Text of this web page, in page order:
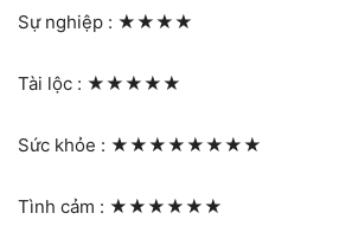
Sự nghiệp : ★★★★
Tài lộc : ★★★★★
Sức khỏe : ★★★★★★★★
Tình cảm : ★★★★★★